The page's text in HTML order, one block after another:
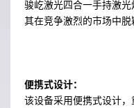
骏屹激光四合一手持激
其在竞争激烈的市场中脱
便携式设计：
该设备采用便携式设计，